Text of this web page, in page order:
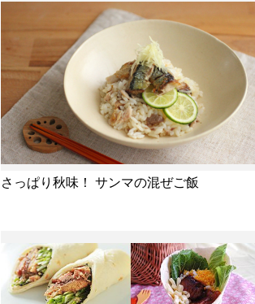
さっぱり秋味！ サンマの混ぜご飯